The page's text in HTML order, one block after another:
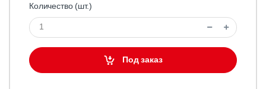
Количество (шт.)
Под заказ